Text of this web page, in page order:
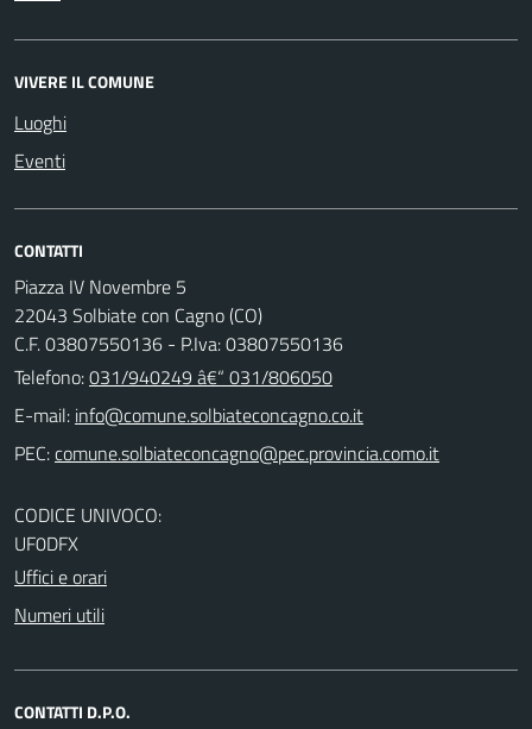
VIVERE IL COMUNE
Luoghi
Eventi
CONTATTI
Piazza IV Novembre 5
22043 Solbiate con Cagno (CO)
C.F. 03807550136 - P.Iva: 03807550136
Telefono:031/940249 â€“ 031/806050
E-mail:
PEC:
CODICE UNIVOCO:
UF0DFX
Uffici e orari
Numeri utili
CONTATTI D.P.O.